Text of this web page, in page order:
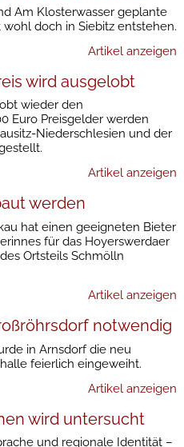
Am Klosterwasser geplante
doch in Siebitz entstehen.
Artikel anzeigen
wird ausgelobt
wieder den
Euro Preisgelder werden
Niederschlesien und der
Artikel anzeigen
werden
hat einen geeigneten Bieter
für das Hoyerswerdaer
Ortsteils Schmölln
Artikel anzeigen
notwendig
in Arnsdorf die neu
feierlich eingeweiht.
Artikel anzeigen
wird untersucht
und regionale Identität –